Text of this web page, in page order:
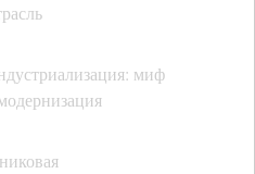
миф